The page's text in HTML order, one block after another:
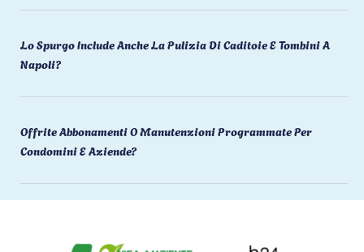
Lo Spurgo Include Anche La Pulizia Di Caditoie E Tombini A
Napoli?
Offrite Abbonamenti O Manutenzioni Programmate Per
Condomini E Aziende?